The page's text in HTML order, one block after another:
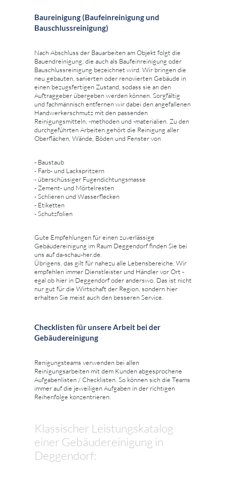
Baureinigung (Baufeinreinigung und
Bauschlussreinigung)
Nach Abschluss der Bauarbeiten am Objekt folgt die
Bauendreinigung, die auch als Baufeinreinigung oder
Bauschlussreinigung bezeichnet wird. Wir bringen die
neu gebauten, sanierten oder renovierten Gebäude in
einen bezugsfertigen Zustand, sodass sie an den
Auftraggeber übergeben werden können. Sorgfältig
und fachmännisch entfernen wir dabei den angefallenen
Handwerkerschmutz mit den passenden
Reinigungsmitteln, -methoden und -materialien. Zu den
durchgeführten Arbeiten gehört die Reinigung aller
Oberflächen, Wände, Böden und Fenster von
- Baustaub
- Farb- und Lackspritzern
- überschüssiger Fugendichtungsmasse
- Zement- und Mörtelresten
- Schlieren und Wasserflecken
- Etiketten
- Schutzfolien
Gute Empfehlungen für einen zuverlässige
Gebäudereinigung im Raum Deggendorf finden Sie bei
uns auf da-schau-her.de.
Übrigens, das gilt für nahezu alle Lebensbereiche. Wir
empfehlen immer Dienstleister und Händler vor Ort -
egal ob hier in Deggendorf oder anderswo. Das ist nicht
nur gut für die Wirtschaft der Region, sondern hier
erhalten Sie meist auch den besseren Service.
Checklisten für unsere Arbeit bei der
Gebäudereinigung
Renigungsteams verwenden bei allen
Reinigungsarbeiten mit dem Kunden abgesprochene
Aufgabenlisten / Checklisten. So können sich die Teams
immer auf die jeweiligen Aufgaben in der richtigen
Reihenfolge konzentrieren.
Klassischer Leistungskatalog
einer Gebäudereinigung in
Deggendorf: